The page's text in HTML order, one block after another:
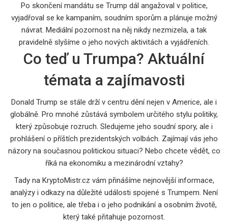
Po skončení mandátu se Trump dál angažoval v politice,
vyjadřoval se ke kampaním, soudním sporům a plánuje možný
návrat. Mediální pozornost na něj nikdy nezmizela, a tak
pravidelně slyšíme o jeho nových aktivitách a vyjádřeních.
Co teď u Trumpa? Aktuální
témata a zajímavosti
Donald Trump se stále drží v centru dění nejen v Americe, ale i
globálně. Pro mnohé zůstává symbolem určitého stylu politiky,
který způsobuje rozruch. Sledujeme jeho soudní spory, ale i
prohlášení o příštích prezidentských volbách. Zajímají vás jeho
názory na současnou politickou situaci? Nebo chcete vědět, co
říká na ekonomiku a mezinárodní vztahy?
Tady na KryptoMistr.cz vám přinášíme nejnovější informace,
analýzy i odkazy na důležité události spojené s Trumpem. Není
to jen o politice, ale třeba i o jeho podnikání a osobním životě,
který také přitahuje pozornost.